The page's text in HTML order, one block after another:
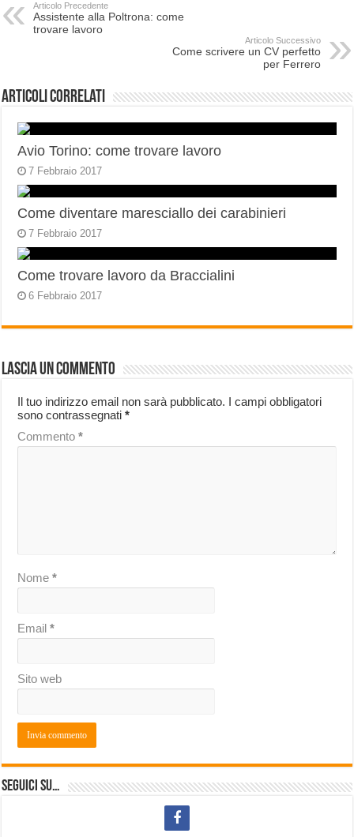
Articolo Precedente
Assistente alla Poltrona: come
trovare lavoro
Articolo Successivo
Come scrivere un CV perfetto
per Ferrero
Articoli correlati
Avio Torino: come trovare lavoro
7 Febbraio 2017
Come diventare maresciallo dei carabinieri
7 Febbraio 2017
Come trovare lavoro da Braccialini
6 Febbraio 2017
Lascia un commento
Il tuo indirizzo email non sarà pubblicato. I campi obbligatori
sono contrassegnati*
Commento*
Nome*
Email*
Sito web
Seguici su…